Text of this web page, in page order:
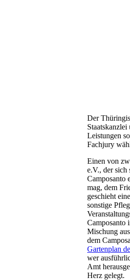
Der
Leistungen
Fachjury
Einen von
e.V., der sich
Camposanto
mag, dem
geschieht
sonstige
Camposanto
Mischung
dem
Gartenplan
wer
Amt
Herz gelegt.